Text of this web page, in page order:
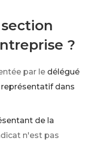
?
par le délégué
représentatif dans
de la
n'est pas